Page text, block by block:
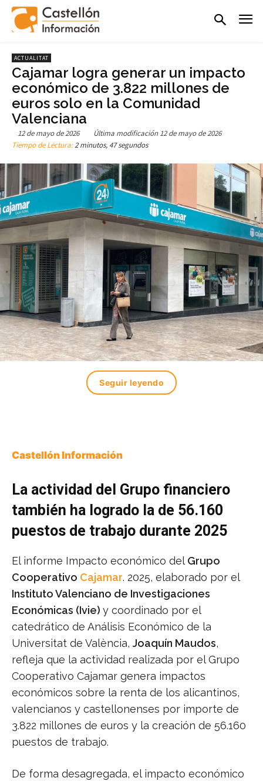
ACTUALITAT
Cajamar logra generar un impacto
económico de 3.822 millones de
euros solo en la Comunidad
Valenciana
12 de mayo de 2026 Última modificación 12 de mayo de 2026
Tiempo de Lectura:2 minutos, 47 segundos
Seguir leyendo
Castellón Información
La actividad del Grupo financiero
también ha logrado la de 56.160
puestos de trabajo durante 2025
El informe Impacto económico del Grupo
Cooperativo Cajamar. 2025, elaborado por el
Instituto Valenciano de Investigaciones
Económicas (Ivie) y coordinado por el
catedrático de Análisis Económico de la
Universitat de València, Joaquín Maudos,
refleja que la actividad realizada por el Grupo
Cooperativo Cajamar genera impactos
económicos sobre la renta de los alicantinos,
valencianos y castellonenses por importe de
3.822 millones de euros y la creación de 56.160
puestos de trabajo.
De forma desagregada, el impacto económico